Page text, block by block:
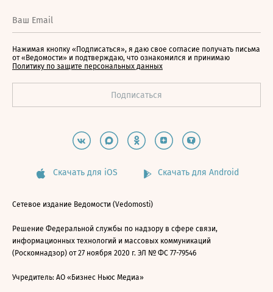
Нажимая кнопку «Подписаться», я даю свое согласие получать письма
от «Ведомости» и подтверждаю, что ознакомился и принимаю
Политику по защите персональных данных
Скачать для iOS Скачать для Android
Сетевое издание Ведомости (Vedomosti)
Решение Федеральной службы по надзору в сфере связи,
информационных технологий и массовых коммуникаций
(Роскомнадзор) от 27 ноября 2020 г. ЭЛ № ФС 77-79546
Учредитель: АО «Бизнес Ньюс Медиа»